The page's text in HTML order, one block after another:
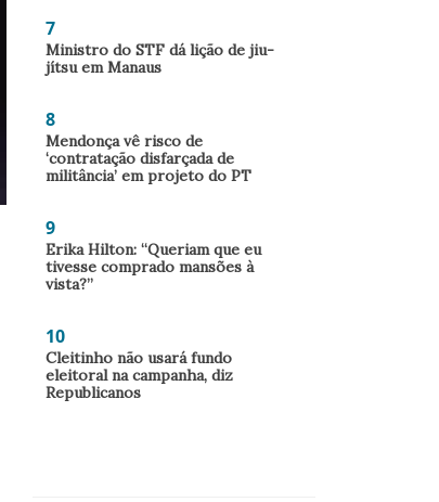
7
Ministro do STF dá lição de jiu-
jítsu em Manaus
8
Mendonça vê risco de
‘contratação disfarçada de
militância’ em projeto do PT
9
Erika Hilton: “Queriam que eu
tivesse comprado mansões à
vista?”
10
Cleitinho não usará fundo
eleitoral na campanha, diz
Republicanos